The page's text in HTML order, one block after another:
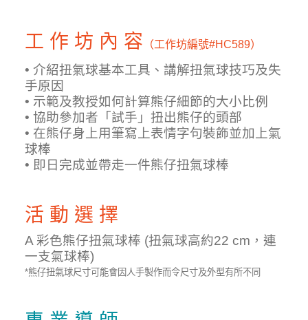
工 作 坊 內 容 （工作坊編號#HC589）
• 介紹扭氣球基本工具、講解扭氣球技巧及失
手原因
• 示範及教授如何計算熊仔細節的大小比例
• 協助參加者「試手」扭出熊仔的頭部
• 在熊仔身上用筆寫上表情字句裝飾並加上氣
球棒
• 即日完成並帶走一件熊仔扭氣球棒
活 動 選 擇
A 彩色熊仔扭氣球棒 (扭氣球高約22 cm，連
一支氣球棒)
*熊仔扭氣球尺寸可能會因人手製作而令尺寸及外型有所不同